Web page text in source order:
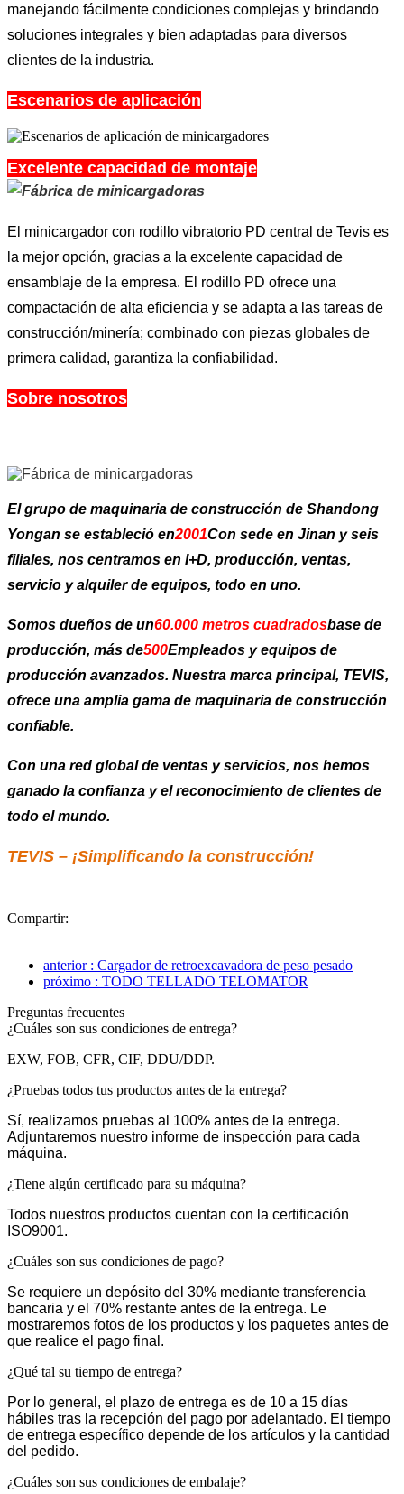
manejando fácilmente condiciones complejas y brindando
soluciones integrales y bien adaptadas para diversos
clientes de la industria.
Escenarios de aplicación
Excelente capacidad de montaje
El minicargador con rodillo vibratorio PD central de Tevis es
la mejor opción, gracias a la excelente capacidad de
ensamblaje de la empresa. El rodillo PD ofrece una
compactación de alta eficiencia y se adapta a las tareas de
construcción/minería; combinado con piezas globales de
primera calidad, garantiza la confiabilidad.
Sobre nosotros
El grupo de maquinaria de construcción de Shandong
Yongan se estableció en2001Con sede en Jinan y seis
filiales, nos centramos en I+D, producción, ventas,
servicio y alquiler de equipos, todo en uno.
Somos dueños de un60.000 metros cuadradosbase de
producción, más de500Empleados y equipos de
producción avanzados. Nuestra marca principal, TEVIS,
ofrece una amplia gama de maquinaria de construcción
confiable.
Con una red global de ventas y servicios, nos hemos
ganado la confianza y el reconocimiento de clientes de
todo el mundo.
TEVIS – ¡Simplificando la construcción!
Compartir:
anterior : Cargador de retroexcavadora de peso pesado
próximo : TODO TELLADO TELOMATOR
Preguntas frecuentes
¿Cuáles son sus condiciones de entrega?
EXW, FOB, CFR, CIF, DDU/DDP.
¿Pruebas todos tus productos antes de la entrega?
Sí, realizamos pruebas al 100% antes de la entrega.
Adjuntaremos nuestro informe de inspección para cada
máquina.
¿Tiene algún certificado para su máquina?
Todos nuestros productos cuentan con la certificación
ISO9001.
¿Cuáles son sus condiciones de pago?
Se requiere un depósito del 30% mediante transferencia
bancaria y el 70% restante antes de la entrega. Le
mostraremos fotos de los productos y los paquetes antes de
que realice el pago final.
¿Qué tal su tiempo de entrega?
Por lo general, el plazo de entrega es de 10 a 15 días
hábiles tras la recepción del pago por adelantado. El tiempo
de entrega específico depende de los artículos y la cantidad
del pedido.
¿Cuáles son sus condiciones de embalaje?